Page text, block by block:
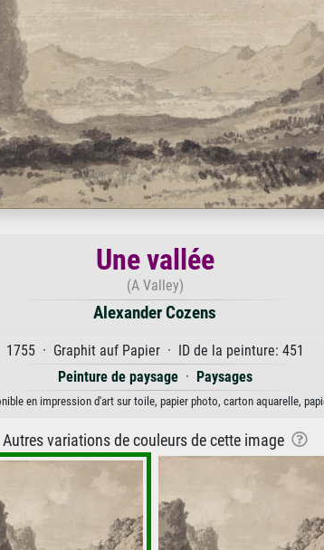
Une vallée
(A Valley)
Alexander Cozens
1755 · Graphit auf Papier · ID de la peinture: 451
Peinture de paysage· Paysages
en impression d'art sur toile, papier photo, carton aquarelle,
Autres variations de couleurs de cette image